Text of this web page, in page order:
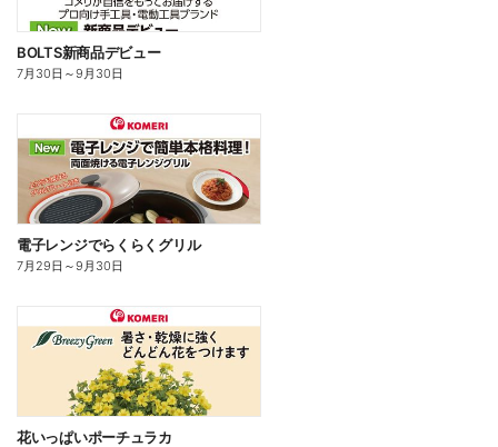
BOLTS新商品デビュー
7月30日 ～9月30日
電子レンジでらくらくグリル
7月29日 ～9月30日
花いっぱいポーチュラカ